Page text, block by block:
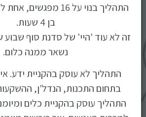
התהליך בנוי על 16
בן 4 שעות.
זה לא עוד 'היי' של סדנת סוף שבוע
נשאר ממנה כלום.
התהליך לא עוסק בהקניית ידע.
בתחום התכנות, הנדל'ן,
התהליך עוסק בהקניית כלים